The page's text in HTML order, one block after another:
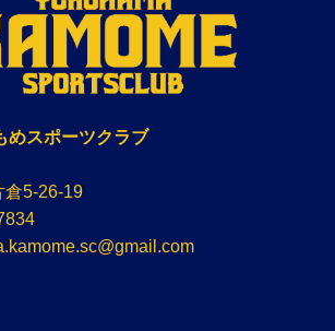
めスポーツクラブ
倉5-26-19